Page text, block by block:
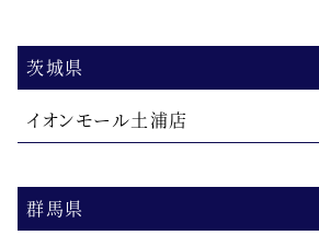
茨城県
イオンモール土浦店
群馬県